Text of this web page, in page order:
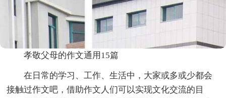
孝敬父母的作文通用15篇
在日常的学习、工作、生活中，大家或多或少都会
接触过作文吧，借助作文人们可以实现文化交流的目